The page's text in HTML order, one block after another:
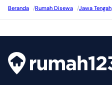
Beranda /Rumah Disewa /Jawa Tengah